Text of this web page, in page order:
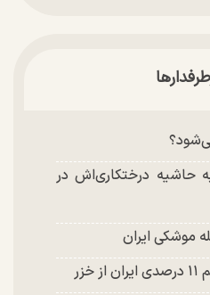
حاشیه درختکاری‌اش در
موشکی ایران